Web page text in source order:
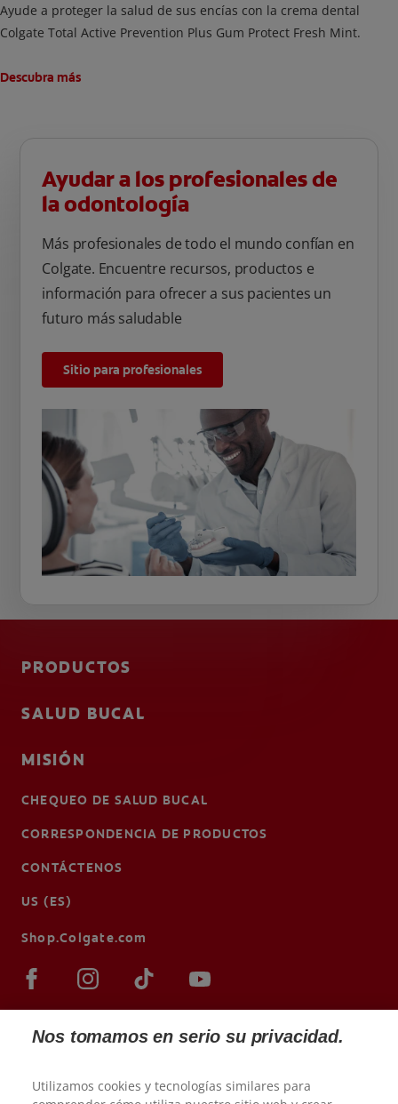
Ayude a proteger la salud de sus encías con la crema dental
Colgate Total Active Prevention Plus Gum Protect Fresh Mint.
Descubra más
Ayudar a los profesionales de
la odontología
Más profesionales de todo el mundo confían en
Colgate. Encuentre recursos, productos e
información para ofrecer a sus pacientes un
futuro más saludable
Sitio para profesionales
PRODUCTOS
SALUD BUCAL
MISIÓN
CHEQUEO DE SALUD BUCAL
CORRESPONDENCIA DE PRODUCTOS
CONTÁCTENOS
US (ES)
Shop.Colgate.com
Nos tomamos en serio su privacidad.
Utilizamos cookies y tecnologías similares para